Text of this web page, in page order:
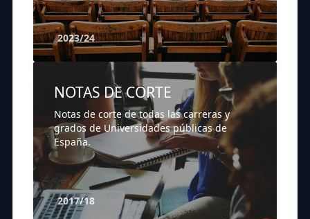
2023/24
NOTAS DE CORTE
Notas de corte de todas las carreras y
grados de Universidades públicas de
España.
2017/18